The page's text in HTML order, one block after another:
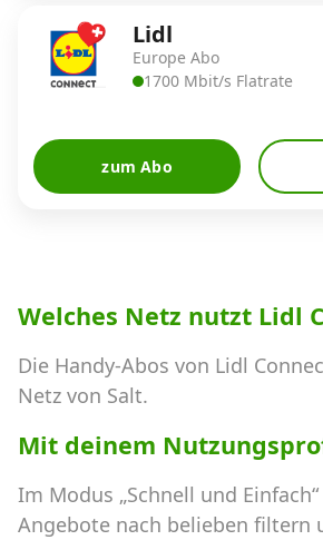
Lidl
Europe Abo
1700 Mbit/s Flatrate
zum Abo
Welches Netz nutzt Lidl
Die Handy-Abos von Lidl
Netz von Salt.
Mit deinem
Im Modus „Schnell und
Angebote nach belieben filtern